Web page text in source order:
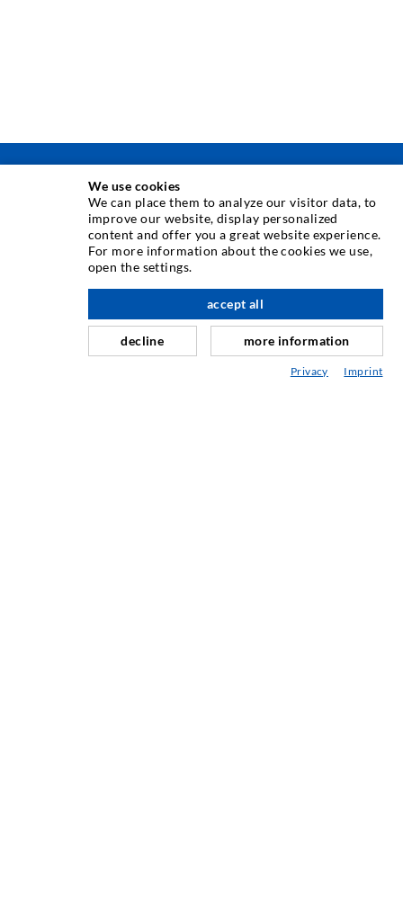
TECNICA DI INIEZIONE
Iniezione di crepe
Barriera orizzontale
Iniezione muro controterra/muratura
Riparazione giunti
verso l'alto
We use cookies
We can place them to analyze our visitor data, to
improve our website, display personalized
content and offer you a great website experience.
For more information about the cookies we use,
open the settings.
decline
accept all
more information
Privacy Imprint